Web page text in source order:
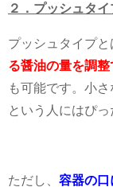
２．プッシュタイ
プッシュタイプ
る醤油の量を調
も可能です。小
という人にはぴっ
ただし、 容器の口